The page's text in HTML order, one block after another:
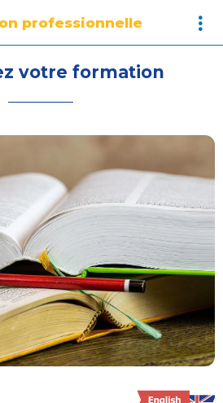
professionnelle
votre formation